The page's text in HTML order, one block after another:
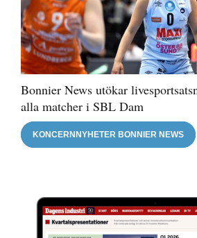
Bonnier News utökar
alla matcher i SBL Dam
KONCERNNYHETER BONNIER NEWS